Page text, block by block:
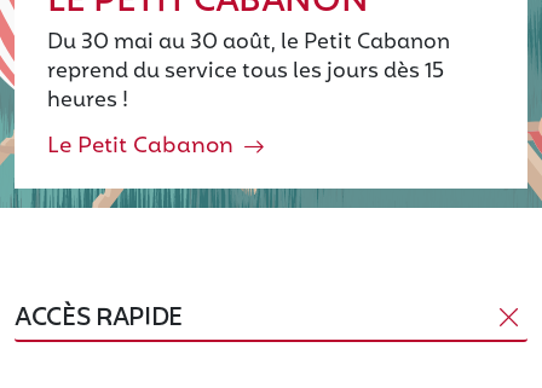
Du 30 mai au 30 août, le Petit Cabanon
reprend du service tous les jours dès 15
heures !
Le Petit Cabanon
ACCÈS RAPIDE